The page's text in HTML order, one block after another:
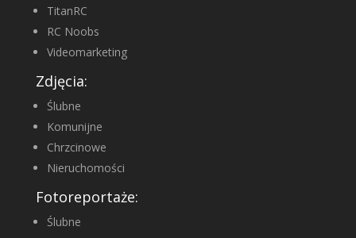
TitanRC
RC Noobs
Videomarketing
Zdjęcia:
Ślubne
Komunijne
Chrzcinowe
Nieruchomości
Fotoreportaże:
Ślubne